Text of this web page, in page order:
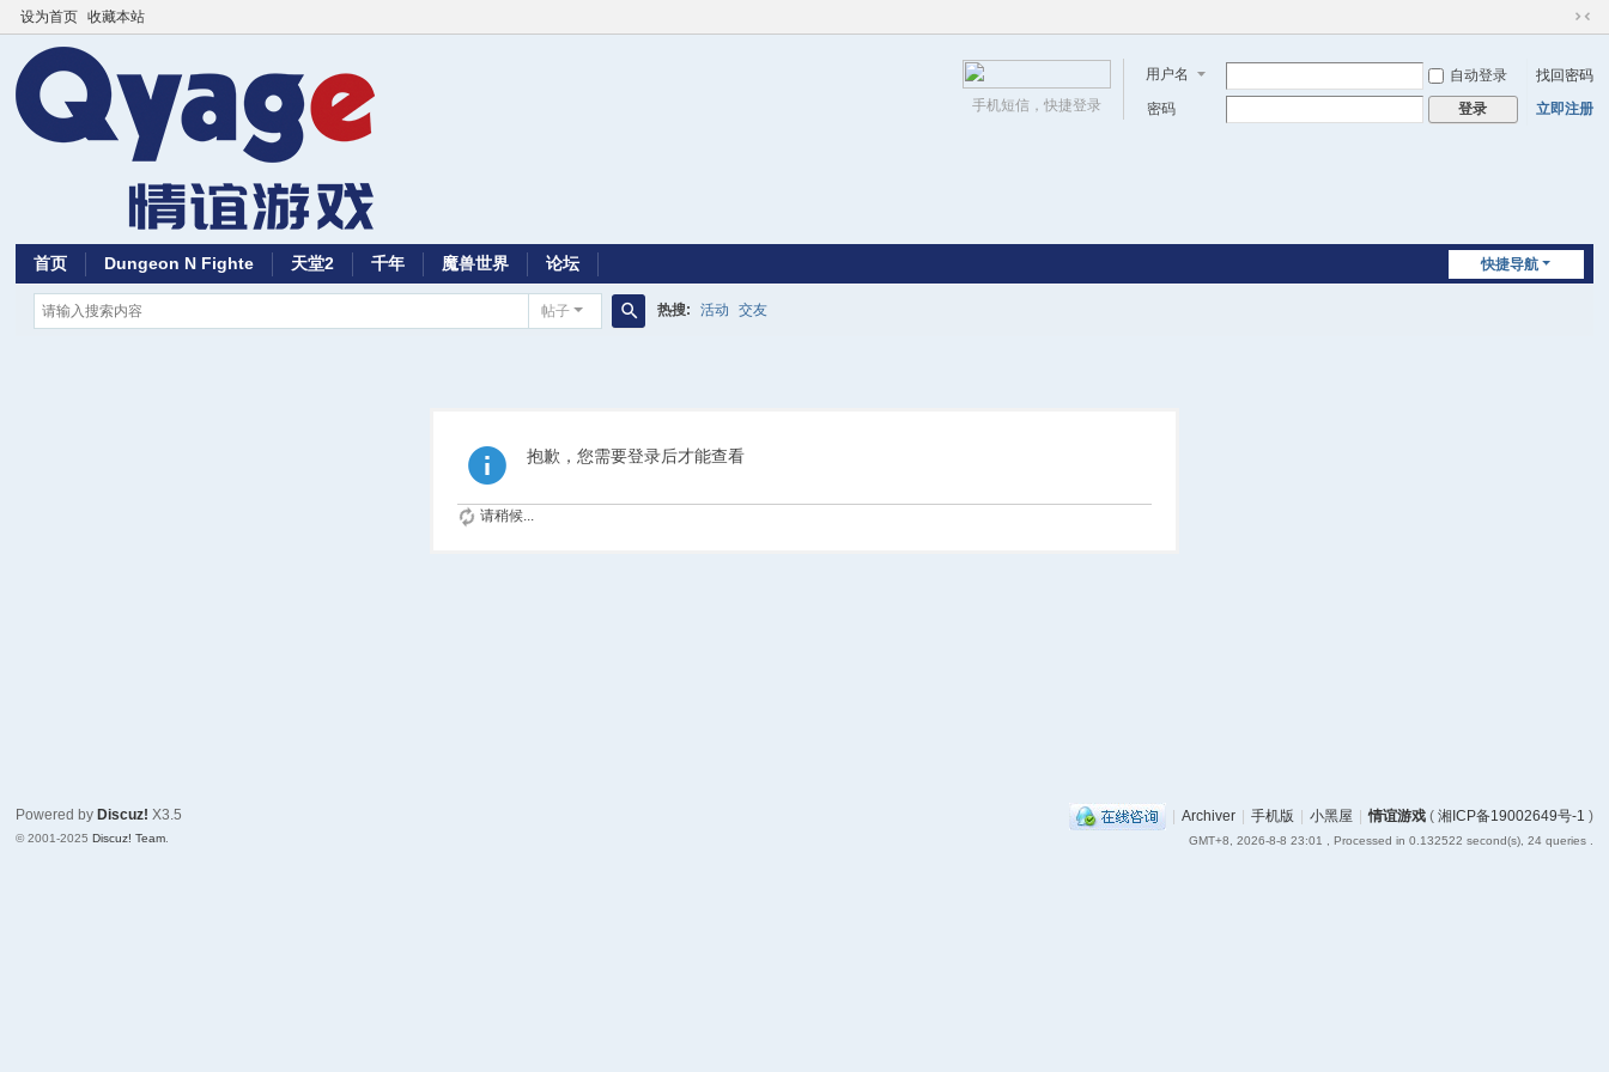
设为首页 收藏本站
切
到
窄
用户名 自动登录
找回密码
密码
登录 立即注册
手机短信，快捷登录
快捷导航
首页 Dungeon N Fighte 天堂2 千年 魔兽世界 论坛
帖子 热搜: 活动 交友
抱歉，您需要登录后才能查看
请稍候...
| Archiver | 手机版 | 小黑屋 | 情谊游戏( 湘ICP备19002649号-1 )
GMT+8, 2026-8-8 23:01 , Processed in 0.132522 second(s), 24 queries .
Powered by Discuz! X3.5
© 2001-2025Discuz! Team